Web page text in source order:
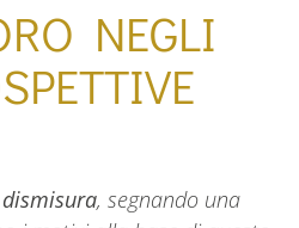
NEGLI
, segnando una